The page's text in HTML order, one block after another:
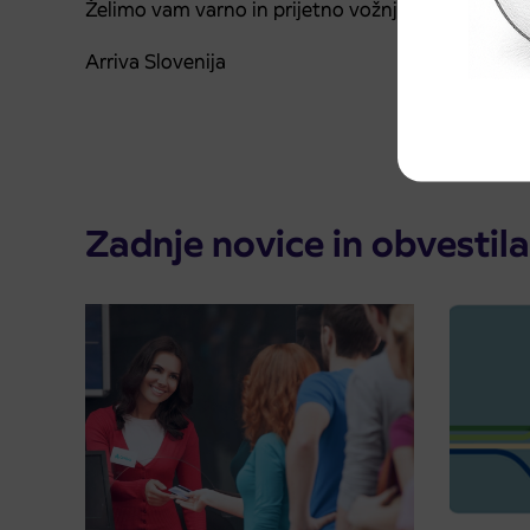
Želimo vam varno in prijetno vožnjo.
Arriva Slovenija
Zadnje novice in obvestila